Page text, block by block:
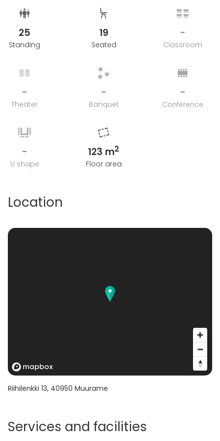
25
Standing
19
Seated
-
Classroom
-
Theater
-
Banquet
-
Conference
-
U shape
123 m2
Floor area
Location
Riihilenkki 13, 40950 Muurame
Services and facilities